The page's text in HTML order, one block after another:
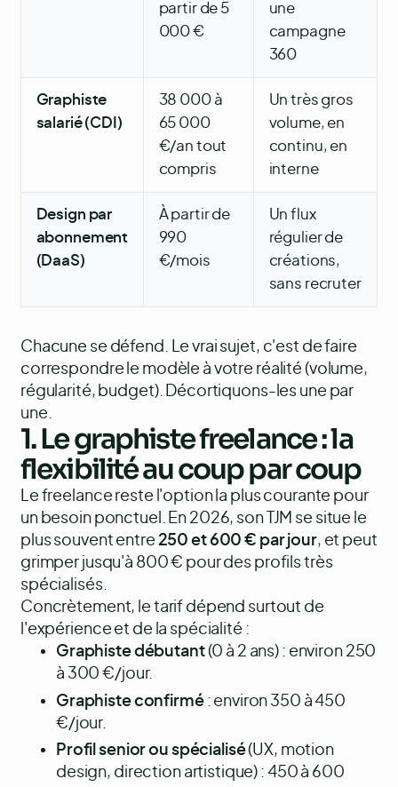
partir de 5
000 €
une
campagne
360
Graphiste
salarié (CDI)
38 000 à
65 000
€/an tout
compris
Un très gros
volume, en
continu, en
interne
Design par
abonnement
(DaaS)
À partir de
990
€/mois
Un flux
régulier de
créations,
sans recruter
Chacune se défend. Le vrai sujet, c'est de faire
correspondre le modèle à votre réalité (volume,
régularité, budget). Décortiquons-les une par
une.
1. Le graphiste freelance : la
flexibilité au coup par coup
Le freelance reste l'option la plus courante pour
un besoin ponctuel. En 2026, son TJM se situe le
plus souvent entre 250 et 600 € par jour, et peut
grimper jusqu'à 800 € pour des profils très
spécialisés.
Concrètement, le tarif dépend surtout de
l'expérience et de la spécialité :
Graphiste débutant(0 à 2 ans) : environ 250
à 300 €/jour.
Graphiste confirmé: environ 350 à 450
€/jour.
Profil senior ou spécialisé(UX, motion
design, direction artistique) : 450 à 600